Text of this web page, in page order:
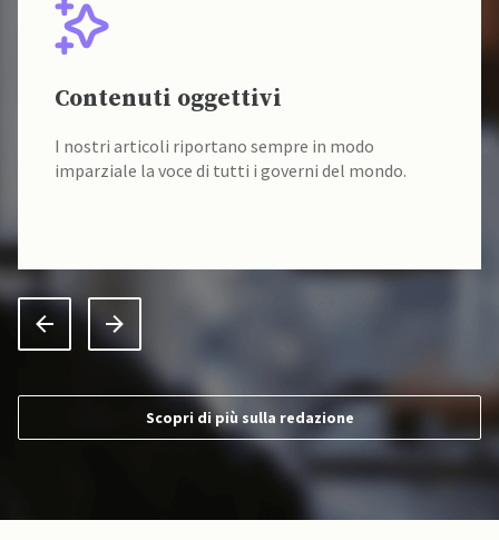
Contenuti oggettivi
I nostri articoli riportano sempre in modo
imparziale la voce di tutti i governi del mondo.
Scopri di più sulla redazione